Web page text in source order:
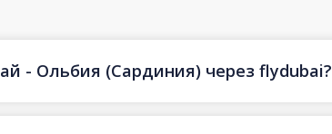
- Ольбия (Сардиния) через flydubai?